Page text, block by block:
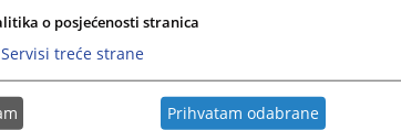
o posjećenosti stranica
Servisi treće strane
Prihvatam odabrane